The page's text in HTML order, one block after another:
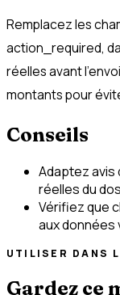
Remplacez les
action_required,
réelles avant
montants pour
Conseils
Adaptez avis
réelles du
Vérifiez que
aux données
UTILISER DANS
Gardez ce